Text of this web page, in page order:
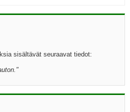
sisältävät seuraavat tiedot:
"